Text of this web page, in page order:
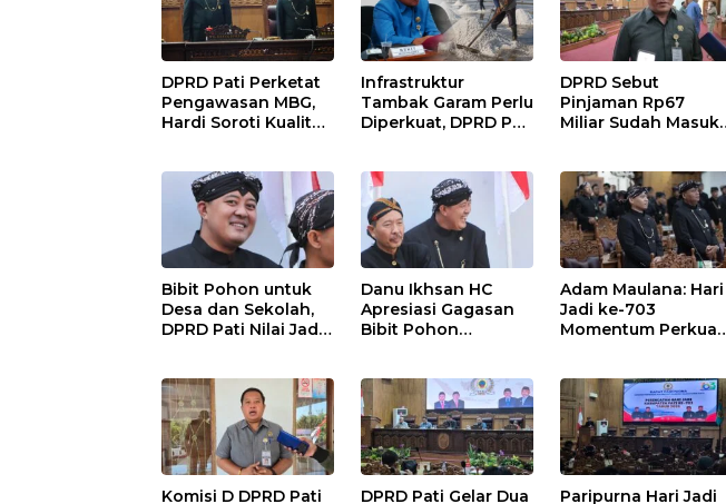
DPRD Pati Perketat
Pengawasan MBG,
Hardi Soroti Kualitas
Anggaran
Infrastruktur
Tambak Garam Perlu
Diperkuat, DPRD Pati
Lebih Serius
DPRD Sebut
Pinjaman Rp67
Miliar Sudah Masuk
Bibit Pohon untuk
Desa dan Sekolah,
DPRD Pati Nilai Jadi
Danu Ikhsan HC
Apresiasi Gagasan
Bibit Pohon
Adam Maulana: Hari
Jadi ke-703
Momentum Perkuat
Masyarakat Pati
Komisi D DPRD Pati DPRD Pati Gelar Dua Paripurna Hari Jadi